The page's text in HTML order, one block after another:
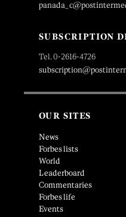
SUBSCRIPTION
Tel. 0-2616-4726
OUR SITES
News
Forbes lists
World
Leaderboard
Commentaries
Forbes life
Events